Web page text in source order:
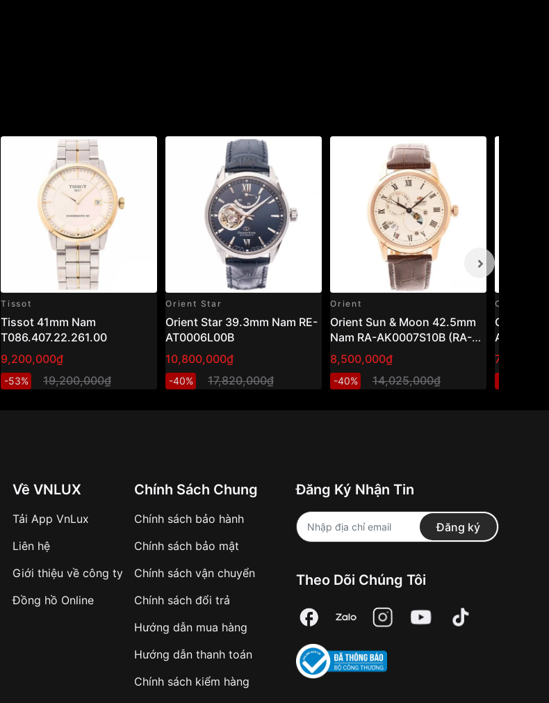
Tissot
Tissot 41mm Nam
T086.407.22.261.00
9,200,000₫
-53% 19,200,000₫
Orient Star
Orient Star 39.3mm Nam RE-
AT0006L00B
10,800,000₫
-40% 17,820,000₫
Orient
Orient Sun & Moon 42.5mm
Nam RA-AK0007S10B (RA-
AK0007S30B)
8,500,000₫
-40% 14,025,000₫
Orient
Orient
Về VNLUX
Tải App VnLux
Liên hệ
Giới thiệu về công ty
Đồng hồ Online
Chính Sách Chung
Chính sách bảo hành
Chính sách bảo mật
Chính sách vận chuyển
Chính sách đổi trả
Hướng dẫn mua hàng
Hướng dẫn thanh toán
Chính sách kiểm hàng
Đăng Ký Nhận Tin
Đăng ký
Theo Dõi Chúng Tôi